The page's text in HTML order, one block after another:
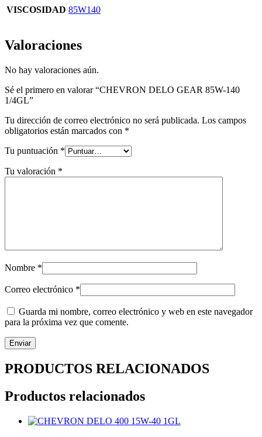
VISCOSIDAD 85W140
Valoraciones
No hay valoraciones aún.
Sé el primero en valorar “CHEVRON DELO GEAR 85W-140
1/4GL”
Tu dirección de correo electrónico no será publicada. Los campos
obligatorios están marcados con *
Tu puntuación *
Tu valoración *
Nombre *
Correo electrónico *
Guarda mi nombre, correo electrónico y web en este navegador
para la próxima vez que comente.
PRODUCTOS RELACIONADOS
Productos relacionados